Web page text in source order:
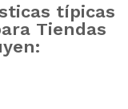
típicas
Tiendas